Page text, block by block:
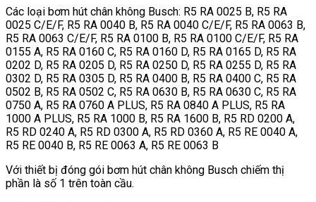
Các loại bơm hút chân không Busch: R5 RA 0025 B, R5 RA
0025 C/E/F, R5 RA 0040 B, R5 RA 0040 C/E/F, R5 RA 0063 B,
R5 RA 0063 C/E/F, R5 RA 0100 B, R5 RA 0100 C/E/F, R5 RA
0155 A, R5 RA 0160 C, R5 RA 0160 D, R5 RA 0165 D, R5 RA
0202 D, R5 RA 0205 D, R5 RA 0250 D, R5 RA 0255 D, R5 RA
0302 D, R5 RA 0305 D, R5 RA 0400 B, R5 RA 0400 C, R5 RA
0502 B, R5 RA 0502 C, R5 RA 0630 B, R5 RA 0630 C, R5 RA
0750 A, R5 RA 0760 A PLUS, R5 RA 0840 A PLUS, R5 RA
1000 A PLUS, R5 RA 1000 B, R5 RA 1600 B, R5 RD 0200 A,
R5 RD 0240 A, R5 RD 0300 A, R5 RD 0360 A, R5 RE 0040 A,
R5 RE 0040 B, R5 RE 0063 A, R5 RE 0063 B
Với thiết bị đóng gói bơm hút chân không Busch chiếm thị
phần là số 1 trên toàn cầu.